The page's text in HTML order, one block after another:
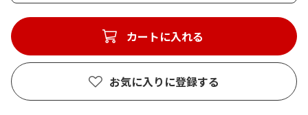
カートに入れる
お気に入りに登録する